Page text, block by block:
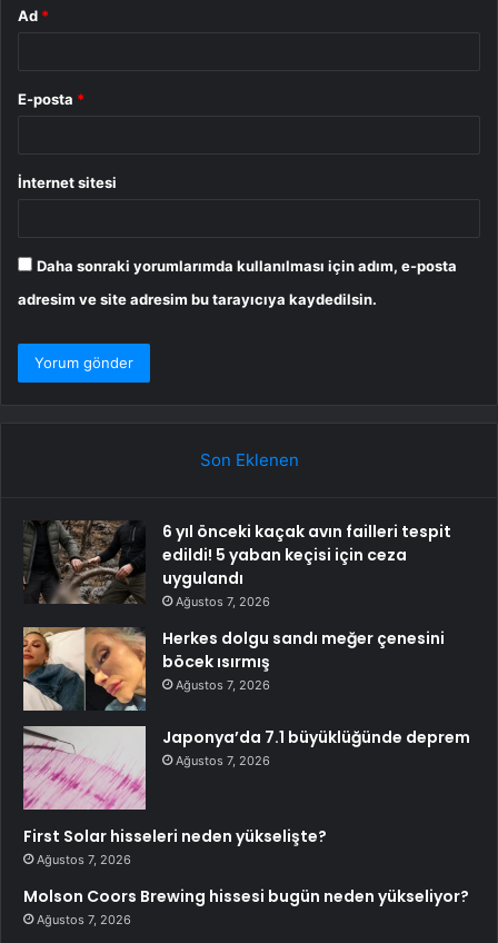
Ad *
E-posta *
İnternet sitesi
Daha sonraki yorumlarımda kullanılması için adım, e-posta
adresim ve site adresim bu tarayıcıya kaydedilsin.
Son Eklenen
6 yıl önceki kaçak avın failleri tespit
edildi! 5 yaban keçisi için ceza
uygulandı
Ağustos 7, 2026
Herkes dolgu sandı meğer çenesini
böcek ısırmış
Ağustos 7, 2026
Japonya’da 7.1 büyüklüğünde deprem
Ağustos 7, 2026
First Solar hisseleri neden yükselişte?
Ağustos 7, 2026
Molson Coors Brewing hissesi bugün neden yükseliyor?
Ağustos 7, 2026